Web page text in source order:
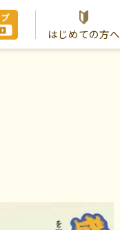
はじめての方へ